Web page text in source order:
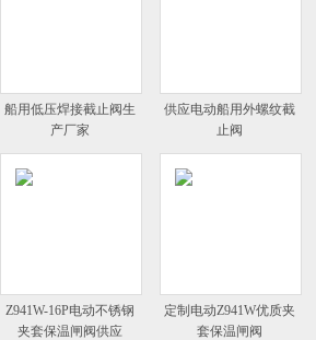
船用低压焊接截止阀生
产厂家
供应电动船用外螺纹截
止阀
Z941W-16P电动不锈钢
夹套保温闸阀供应
定制电动Z941W优质夹
套保温闸阀